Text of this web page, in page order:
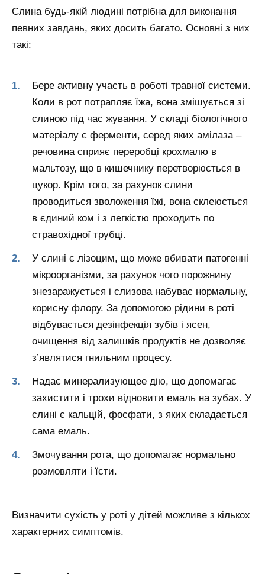
Слина будь-якій людині потрібна для виконання
певних завдань, яких досить багато. Основні з них
такі:
Бере активну участь в роботі травної системи.
Коли в рот потрапляє їжа, вона змішується зі
слиною під час жування. У складі біологічного
матеріалу є ферменти, серед яких амілаза –
речовина сприяє переробці крохмалю в
мальтозу, що в кишечнику перетворюється в
цукор. Крім того, за рахунок слини
проводиться зволоження їжі, вона склеюється
в єдиний ком і з легкістю проходить по
стравохідної трубці.
У слині є лізоцим, що може вбивати патогенні
мікроорганізми, за рахунок чого порожнину
знезаражується і слизова набуває нормальну,
корисну флору. За допомогою рідини в роті
відбувається дезінфекція зубів і ясен,
очищення від залишків продуктів не дозволяє
з’являтися гнильним процесу.
Надає минерализующее дію, що допомагає
захистити і трохи відновити емаль на зубах. У
слині є кальцій, фосфати, з яких складається
сама емаль.
Змочування рота, що допомагає нормально
розмовляти і їсти.
Визначити сухість у роті у дітей можливе з кількох
характерних симптомів.